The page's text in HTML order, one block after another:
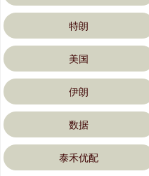
特朗
美国
伊朗
数据
泰禾优配